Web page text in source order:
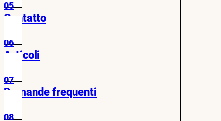
05
Contatto
06
Articoli
07
Domande frequenti
08